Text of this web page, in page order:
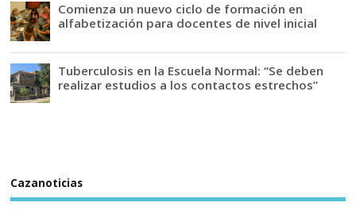
Comienza un nuevo ciclo de formación en
alfabetización para docentes de nivel inicial
Tuberculosis en la Escuela Normal: “Se deben
realizar estudios a los contactos estrechos”
Cazanoticias